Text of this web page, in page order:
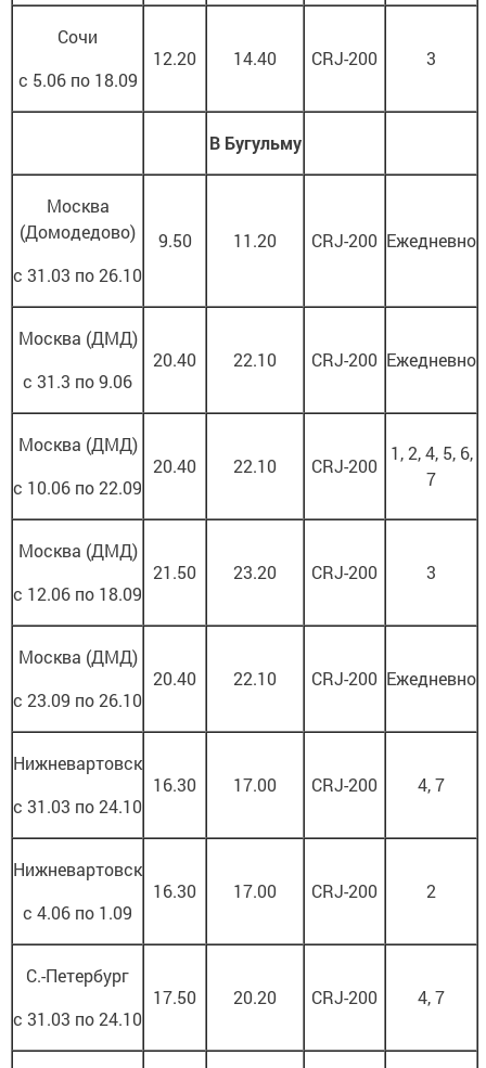
Сочи
с 5.06 по 18.09
12.20 14.40 CRJ-200 3
В Бугульму
Москва
(Домодедово)
с 31.03 по 26.10
9.50 11.20 CRJ-200 Ежедневно
Москва (ДМД)
с 31.3 по 9.06
20.40 22.10 CRJ-200 Ежедневно
Москва (ДМД)
с 10.06 по 22.09
20.40 22.10 CRJ-200
1, 2, 4, 5, 6,
7
Москва (ДМД)
с 12.06 по 18.09
21.50 23.20 CRJ-200 3
Москва (ДМД)
с 23.09 по 26.10
20.40 22.10 CRJ-200 Ежедневно
Нижневартовск
с 31.03 по 24.10
16.30 17.00 CRJ-200 4, 7
Нижневартовск
с 4.06 по 1.09
16.30 17.00 CRJ-200 2
С.-Петербург
с 31.03 по 24.10
17.50 20.20 CRJ-200 4, 7